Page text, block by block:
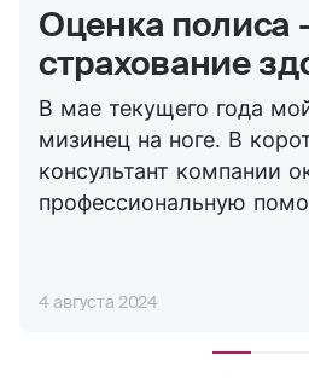
Оценка полиса
страхование
В мае текущего года
мизинец на ноге. В
консультант компании
профессиональную
травме, никогда никаких проблем не
4 августа 2024